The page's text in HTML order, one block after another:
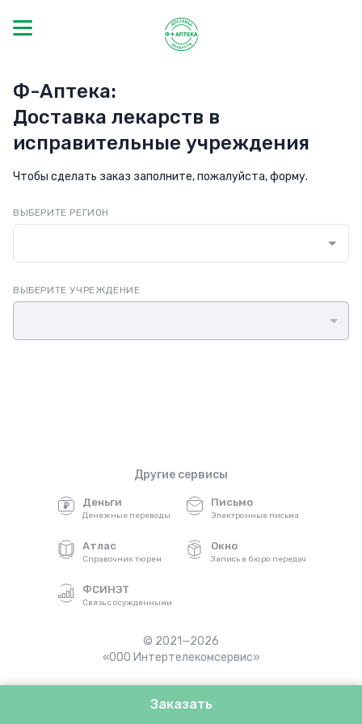
Ф-Аптека:
Доставка лекарств в
исправительные учреждения
Чтобы сделать заказ заполните, пожалуйста, форму.
ВЫБЕРИТЕ РЕГИОН
ВЫБЕРИТЕ УЧРЕЖДЕНИЕ
Заказать
Другие сервисы
Деньги
Денежные переводы
Атлас
Справочник тюрем
ФСИНЭТ
Связь с осужденными
Письмо
Электронные письма
Окно
Запись в бюро передач
© 2021—2026
«ООО Интертелекомсервис»